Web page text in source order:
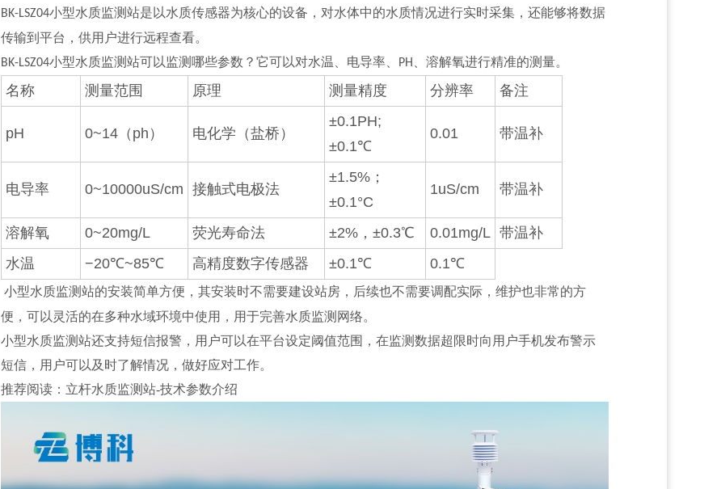
BK-LSZ04小型水质监测站是以水质传感器为核心的设备，对水体中的水质情况进行实时采集，还能够将数据
传输到平台，供用户进行远程查看。
BK-LSZ04小型水质监测站可以监测哪些参数？它可以对水温、电导率、 PH 、溶解氧进行精准的测量。
名称 测量范围 原理 测量精度 分辨率 备注
pH 0~14（ph） 电化学（盐桥）
±0.1PH;
±0.1℃
0.01 带温补
电导率 0~10000uS/cm 接触式电极法
±1.5%；
±0.1°C
1uS/cm 带温补
溶解氧 0~20mg/L 荧光寿命法 ±2%，±0.3℃ 0.01mg/L 带温补
水温
−20℃~85℃ 高精度数字传感器 ±0.1℃ 0.1℃
小型水质监测站的安装简单方便，其安装时不需要建设站房，后续也不需要调配实际，维护也非常的方
便，可以灵活的在多种水域环境中使用，用于完善水质监测网络。
小型水质监测站还支持短信报警，用户可以在平台设定阈值范围，在监测数据超限时向用户手机发布警示
短信，用户可以及时了解情况，做好应对工作。
推荐阅读： 立杆水质监测站-技术参数介绍